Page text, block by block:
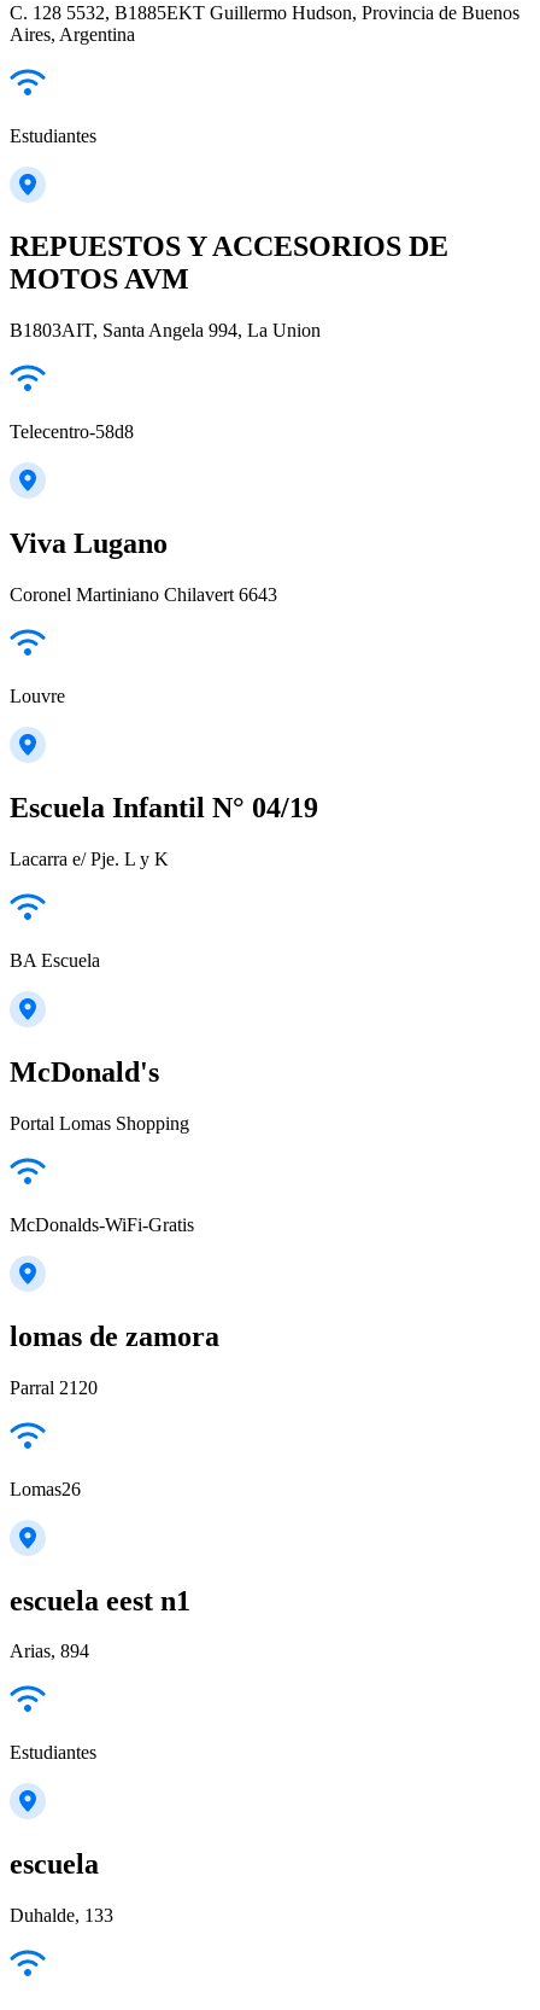
C. 128 5532, B1885EKT Guillermo Hudson, Provincia de Buenos
Aires, Argentina
Estudiantes
REPUESTOS Y ACCESORIOS DE
MOTOS AVM
B1803AIT, Santa Angela 994, La Union
Telecentro-58d8
Viva Lugano
Coronel Martiniano Chilavert 6643
Louvre
Escuela Infantil N° 04/19
Lacarra e/ Pje. L y K
BA Escuela
McDonald's
Portal Lomas Shopping
McDonalds-WiFi-Gratis
lomas de zamora
Parral 2120
Lomas26
escuela eest n1
Arias, 894
Estudiantes
escuela
Duhalde, 133